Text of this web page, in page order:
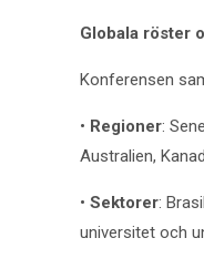
Globala röster
Konferensen
• Regioner:
Australien,
• Sektorer:
universitet och